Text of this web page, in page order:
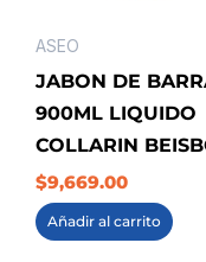
ASEO
JABON DE
900ML LIQUIDO
COLLARIN
$9,669.00
Añadir al carrito